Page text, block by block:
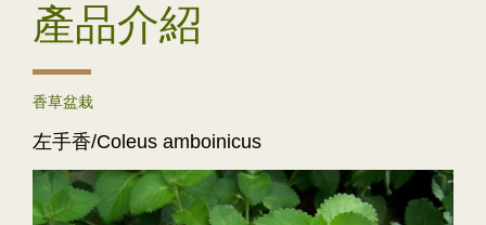
產品介紹
香草盆栽
左手香/Coleus amboinicus